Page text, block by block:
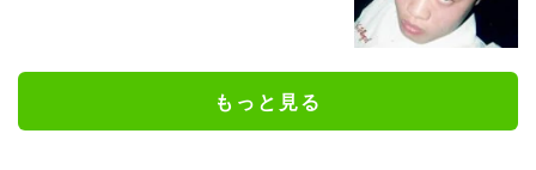
もっと見る